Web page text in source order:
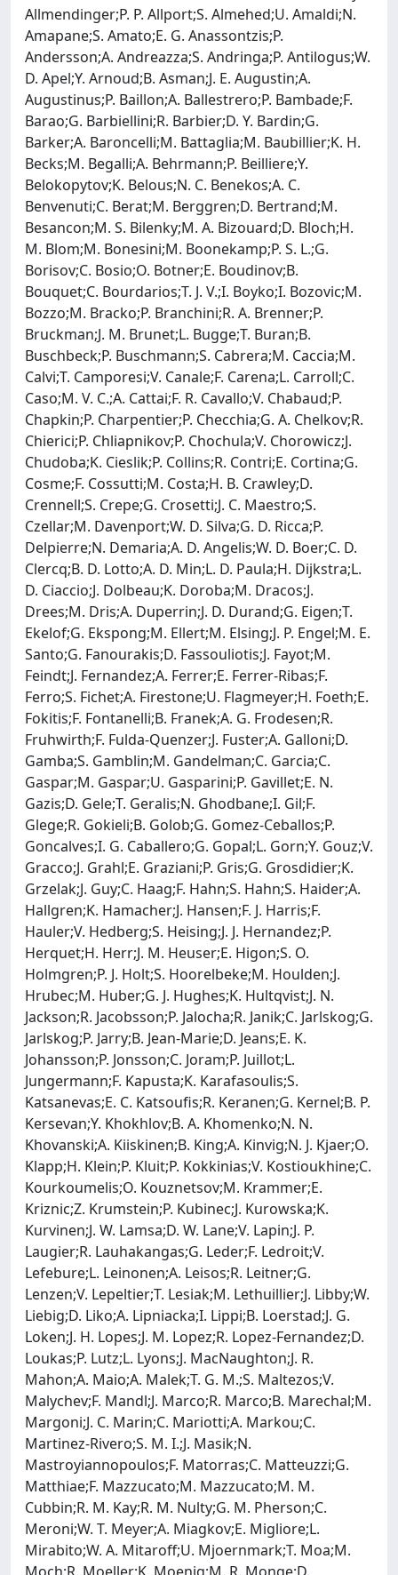
Allmendinger;P. P. Allport;S. Almehed;U. Amaldi;N.
Amapane;S. Amato;E. G. Anassontzis;P.
Andersson;A. Andreazza;S. Andringa;P. Antilogus;W.
D. Apel;Y. Arnoud;B. Asman;J. E. Augustin;A.
Augustinus;P. Baillon;A. Ballestrero;P. Bambade;F.
Barao;G. Barbiellini;R. Barbier;D. Y. Bardin;G.
Barker;A. Baroncelli;M. Battaglia;M. Baubillier;K. H.
Becks;M. Begalli;A. Behrmann;P. Beilliere;Y.
Belokopytov;K. Belous;N. C. Benekos;A. C.
Benvenuti;C. Berat;M. Berggren;D. Bertrand;M.
Besancon;M. S. Bilenky;M. A. Bizouard;D. Bloch;H.
M. Blom;M. Bonesini;M. Boonekamp;P. S. L.;G.
Borisov;C. Bosio;O. Botner;E. Boudinov;B.
Bouquet;C. Bourdarios;T. J. V.;I. Boyko;I. Bozovic;M.
Bozzo;M. Bracko;P. Branchini;R. A. Brenner;P.
Bruckman;J. M. Brunet;L. Bugge;T. Buran;B.
Buschbeck;P. Buschmann;S. Cabrera;M. Caccia;M.
Calvi;T. Camporesi;V. Canale;F. Carena;L. Carroll;C.
Caso;M. V. C.;A. Cattai;F. R. Cavallo;V. Chabaud;P.
Chapkin;P. Charpentier;P. Checchia;G. A. Chelkov;R.
Chierici;P. Chliapnikov;P. Chochula;V. Chorowicz;J.
Chudoba;K. Cieslik;P. Collins;R. Contri;E. Cortina;G.
Cosme;F. Cossutti;M. Costa;H. B. Crawley;D.
Crennell;S. Crepe;G. Crosetti;J. C. Maestro;S.
Czellar;M. Davenport;W. D. Silva;G. D. Ricca;P.
Delpierre;N. Demaria;A. D. Angelis;W. D. Boer;C. D.
Clercq;B. D. Lotto;A. D. Min;L. D. Paula;H. Dijkstra;L.
D. Ciaccio;J. Dolbeau;K. Doroba;M. Dracos;J.
Drees;M. Dris;A. Duperrin;J. D. Durand;G. Eigen;T.
Ekelof;G. Ekspong;M. Ellert;M. Elsing;J. P. Engel;M. E.
Santo;G. Fanourakis;D. Fassouliotis;J. Fayot;M.
Feindt;J. Fernandez;A. Ferrer;E. Ferrer-Ribas;F.
Ferro;S. Fichet;A. Firestone;U. Flagmeyer;H. Foeth;E.
Fokitis;F. Fontanelli;B. Franek;A. G. Frodesen;R.
Fruhwirth;F. Fulda-Quenzer;J. Fuster;A. Galloni;D.
Gamba;S. Gamblin;M. Gandelman;C. Garcia;C.
Gaspar;M. Gaspar;U. Gasparini;P. Gavillet;E. N.
Gazis;D. Gele;T. Geralis;N. Ghodbane;I. Gil;F.
Glege;R. Gokieli;B. Golob;G. Gomez-Ceballos;P.
Goncalves;I. G. Caballero;G. Gopal;L. Gorn;Y. Gouz;V.
Gracco;J. Grahl;E. Graziani;P. Gris;G. Grosdidier;K.
Grzelak;J. Guy;C. Haag;F. Hahn;S. Hahn;S. Haider;A.
Hallgren;K. Hamacher;J. Hansen;F. J. Harris;F.
Hauler;V. Hedberg;S. Heising;J. J. Hernandez;P.
Herquet;H. Herr;J. M. Heuser;E. Higon;S. O.
Holmgren;P. J. Holt;S. Hoorelbeke;M. Houlden;J.
Hrubec;M. Huber;G. J. Hughes;K. Hultqvist;J. N.
Jackson;R. Jacobsson;P. Jalocha;R. Janik;C. Jarlskog;G.
Jarlskog;P. Jarry;B. Jean-Marie;D. Jeans;E. K.
Johansson;P. Jonsson;C. Joram;P. Juillot;L.
Jungermann;F. Kapusta;K. Karafasoulis;S.
Katsanevas;E. C. Katsoufis;R. Keranen;G. Kernel;B. P.
Kersevan;Y. Khokhlov;B. A. Khomenko;N. N.
Khovanski;A. Kiiskinen;B. King;A. Kinvig;N. J. Kjaer;O.
Klapp;H. Klein;P. Kluit;P. Kokkinias;V. Kostioukhine;C.
Kourkoumelis;O. Kouznetsov;M. Krammer;E.
Kriznic;Z. Krumstein;P. Kubinec;J. Kurowska;K.
Kurvinen;J. W. Lamsa;D. W. Lane;V. Lapin;J. P.
Laugier;R. Lauhakangas;G. Leder;F. Ledroit;V.
Lefebure;L. Leinonen;A. Leisos;R. Leitner;G.
Lenzen;V. Lepeltier;T. Lesiak;M. Lethuillier;J. Libby;W.
Liebig;D. Liko;A. Lipniacka;I. Lippi;B. Loerstad;J. G.
Loken;J. H. Lopes;J. M. Lopez;R. Lopez-Fernandez;D.
Loukas;P. Lutz;L. Lyons;J. MacNaughton;J. R.
Mahon;A. Maio;A. Malek;T. G. M.;S. Maltezos;V.
Malychev;F. Mandl;J. Marco;R. Marco;B. Marechal;M.
Margoni;J. C. Marin;C. Mariotti;A. Markou;C.
Martinez-Rivero;S. M. I.;J. Masik;N.
Mastroyiannopoulos;F. Matorras;C. Matteuzzi;G.
Matthiae;F. Mazzucato;M. Mazzucato;M. M.
Cubbin;R. M. Kay;R. M. Nulty;G. M. Pherson;C.
Meroni;W. T. Meyer;A. Miagkov;E. Migliore;L.
Mirabito;W. A. Mitaroff;U. Mjoernmark;T. Moa;M.
Moch;R. Moeller;K. Moenig;M. R. Monge;D.